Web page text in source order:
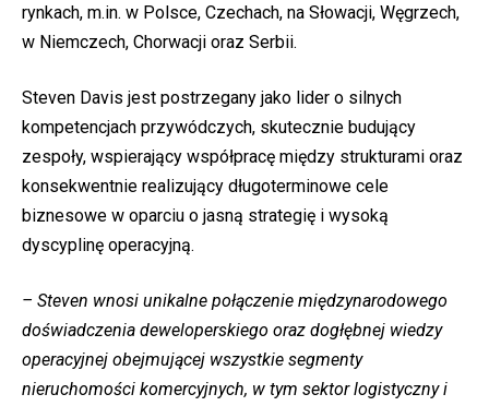
rynkach, m.in. w Polsce, Czechach, na Słowacji, Węgrzech,
w Niemczech, Chorwacji oraz Serbii.
Steven Davis jest postrzegany jako lider o silnych
kompetencjach przywódczych, skutecznie budujący
zespoły, wspierający współpracę między strukturami oraz
konsekwentnie realizujący długoterminowe cele
biznesowe w oparciu o jasną strategię i wysoką
dyscyplinę operacyjną.
– Steven wnosi unikalne połączenie międzynarodowego
doświadczenia deweloperskiego oraz dogłębnej wiedzy
operacyjnej obejmującej wszystkie segmenty
nieruchomości komercyjnych, w tym sektor logistyczny i